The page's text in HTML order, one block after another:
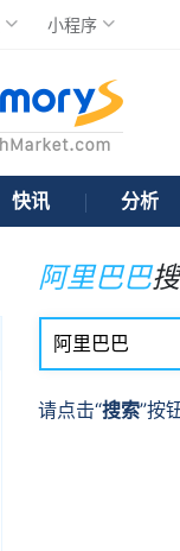
小程序
快讯 分析
阿里巴巴
请点击“搜索”按